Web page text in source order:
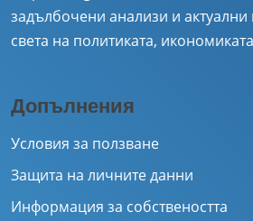
задълбочени анализи и актуални
света на политиката,
Допълнения
Условия за ползване
Защита на личните данни
Информация за собствеността